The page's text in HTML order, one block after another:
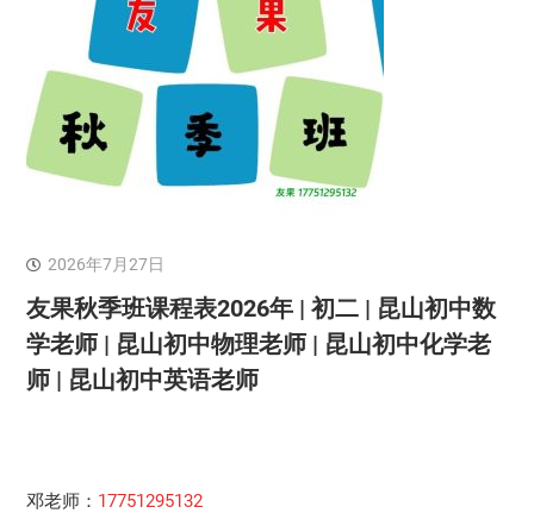
2026年7月27日
友果秋季班课程表2026年 | 初二 | 昆山初中数
学老师 | 昆山初中物理老师 | 昆山初中化学老
师 | 昆山初中英语老师
邓老师： 17751295132